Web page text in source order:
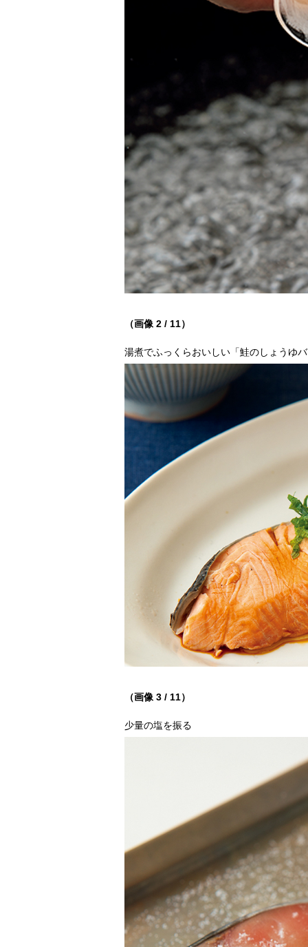
（画像 2 / 11）
湯煮でふっくらおいしい「鮭のしょうゆ
（画像 3 / 11）
少量の塩を振る